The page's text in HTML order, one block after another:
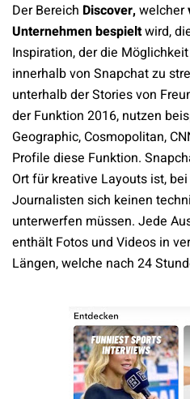
Der Bereich Discover, welcher
Unternehmen bespieltwird,
Inspiration, der die
innerhalb von Snapchat zu
unterhalb der Stories von
der Funktion 2016, nutzen
Geographic, Cosmopolitan,
Profile diese Funktion.
Ort für kreative Layouts ist,
Journalisten sich keinen
unterwerfen müssen. Jede
enthält Fotos und Videos in
Längen, welche nach 24